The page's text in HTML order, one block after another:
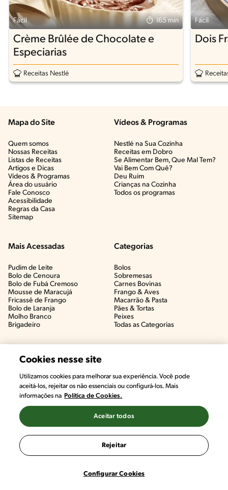
Fácil 165 min
Crème Brûlée de Chocolate e
Especiarias
Receitas Nestlé
Fácil
Dois
Mapa do Site
Quem somos
Nossas Receitas
Listas de Receitas​
Artigos e Dicas​
Vídeos & Programas​
Área do usuário
Fale Conosco
Acessibilidade
Regras da Casa
Sitemap
Vídeos & Programas​
Nestlé na Sua Cozinha
Receitas em Dobro
Se Alimentar Bem, Que Mal Tem?​
Vai Bem Com Quê?​
Deu Ruim​
Crianças na Cozinha​
Todos os programas
Mais Acessadas
Pudim de Leite
Bolo de Cenoura
Bolo de Fubá Cremoso
Mousse de Maracujá
Fricassê de Frango
Bolo de Laranja
Molho Branco
Brigadeiro
Categorias
Bolos
Sobremesas
Carnes Bovinas​
Frango & Aves​
Macarrão & Pasta​
Pães & Tortas​
Peixes
Todas as Categorias
Cookies nesse site
Utilizamos cookies para melhorar sua experiência. Você pode
aceitá-los, rejeitar os não essenciais ou configurá-los. Mais
informações na Política de Cookies.
Configurar Cookies
Rejeitar
Aceitar todos